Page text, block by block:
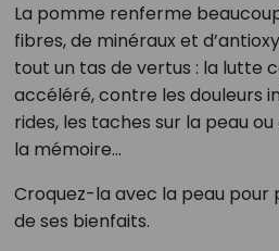
La pomme renferme
fibres, de minéraux et
tout un tas de vertus : la lutte
accéléré, contre les douleurs
rides, les taches sur la peau
la mémoire...
Croquez-la avec la peau pour
de ses bienfaits.